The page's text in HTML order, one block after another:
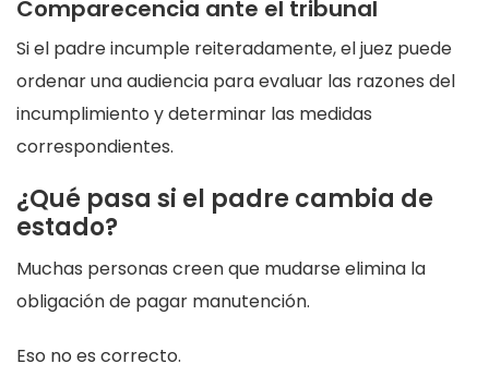
Comparecencia ante el tribunal
Si el padre incumple reiteradamente, el juez puede
ordenar una audiencia para evaluar las razones del
incumplimiento y determinar las medidas
correspondientes.
¿Qué pasa si el padre cambia de
estado?
Muchas personas creen que mudarse elimina la
obligación de pagar manutención.
Eso no es correcto.